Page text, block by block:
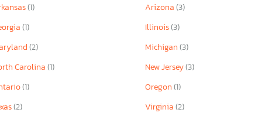
(1) Arizona(3)
(1) Illinois(3)
(2) Michigan(3)
Carolina(1) New Jersey(3)
(1) Oregon(1)
(2) Virginia(2)